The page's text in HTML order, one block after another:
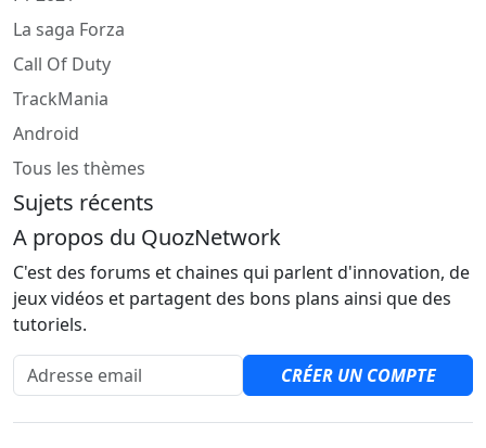
La saga Forza
Call Of Duty
TrackMania
Android
Tous les thèmes
Sujets récents
A propos du QuozNetwork
C'est des forums et chaines qui parlent d'innovation, de
jeux vidéos et partagent des bons plans ainsi que des
tutoriels.
Adresse email
CRÉER UN COMPTE